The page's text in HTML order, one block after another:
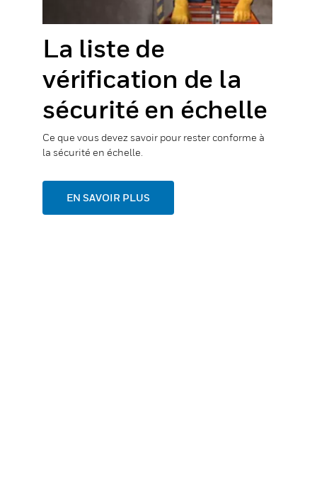
La liste de
vérification de la
sécurité en échelle
Ce que vous devez savoir pour rester conforme à
la sécurité en échelle.
EN SAVOIR PLUS